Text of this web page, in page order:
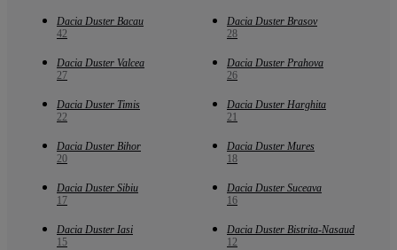
Dacia Duster Bacau
42
Dacia Duster Brasov
28
Dacia Duster Valcea
27
Dacia Duster Prahova
26
Dacia Duster Timis
22
Dacia Duster Harghita
21
Dacia Duster Bihor
20
Dacia Duster Mures
18
Dacia Duster Sibiu
17
Dacia Duster Suceava
16
Dacia Duster Iasi
15
Dacia Duster Bistrita-Nasaud
12